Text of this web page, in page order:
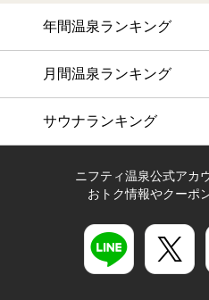
年間温泉ランキング
月間温泉ランキング
サウナランキング
ニフティ温泉公式アカ
おトク情報やクーポ